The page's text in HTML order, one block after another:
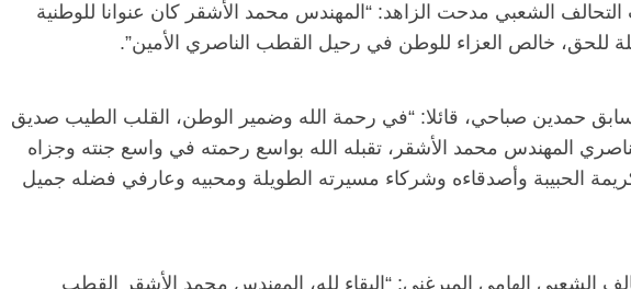
الشعبي مدحت الزاهد: “المهندس محمد الأشقر كان عنوانا للوطنية
للحق، خالص العزاء للوطن في رحيل القطب الناصري الأمين”.
حمدين صباحي، قائلا: “في رحمة الله وضمير الوطن، القلب الطيب صديق
المهندس محمد الأشقر، تقبله الله بواسع رحمته في واسع جنته وجزاه
الحبيبة وأصدقاءه وشركاء مسيرته الطويلة ومحبيه وعارفي فضله جميل
الشعبي إلهامي الميرغني: “البقاء لله، المهندس محمد الأشقر القطب